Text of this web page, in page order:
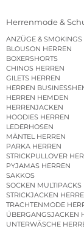
Herrenmode &
ANZÜGE & SMOKINGS
BLOUSON HERREN
BOXERSHORTS
CHINOS HERREN
GILETS HERREN
HERREN
HERREN HEMDEN
HERRENJACKEN
HOODIES HERREN
LEDERHOSEN
MÄNTEL HERREN
PARKA HERREN
STRICKPULLOVER
PYJAMAS HERREN
SAKKOS
SOCKEN MULTIPACKS
STRICKJACKEN
TRACHTENMODE
ÜBERGANGSJACKEN
UNTERWÄSCHE